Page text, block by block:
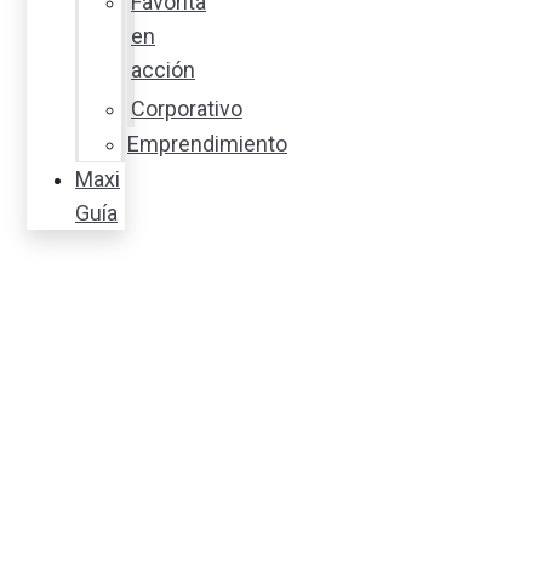
en
acción
Corporativo
Emprendimiento
Maxi
Guía